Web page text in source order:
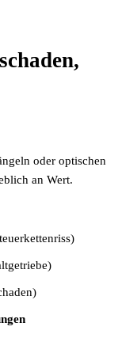
oder optischen
an Wert.